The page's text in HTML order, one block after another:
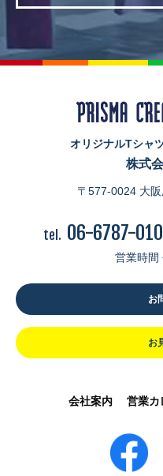
オリジナルTシャ
株式
〒577-0024 大
tel. 06-6787-
営業時間
お
お
会社案内 営業カ